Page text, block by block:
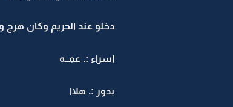
دخلو عند الحريم وكان
اسراء :. عمــه
بدور :. هلاا